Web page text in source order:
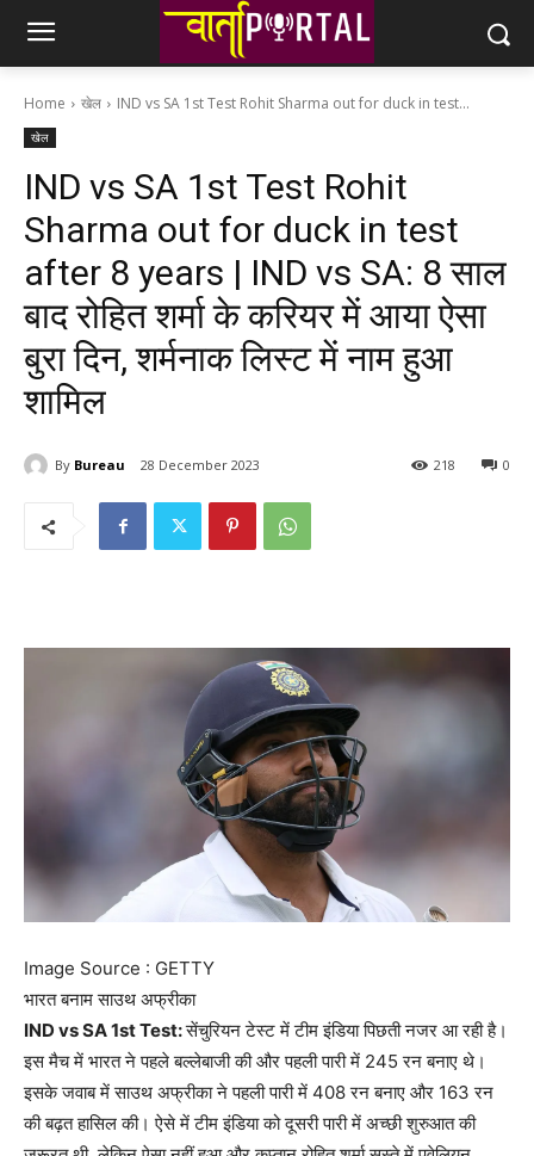
Home खेल IND vs SA 1st Test Rohit Sharma out for duck in test...
खेल
IND vs SA 1st Test Rohit
Sharma out for duck in test
after 8 years | IND vs SA: 8 साल
बाद रोहित शर्मा के करियर में आया ऐसा
बुरा दिन, शर्मनाक लिस्ट में नाम हुआ
शामिल
By Bureau 28 December 2023 0
218
Image Source : GETTY
भारत बनाम साउथ अफ्रीका
IND vs SA 1st Test:सेंचुरियन टेस्ट में टीम इंडिया पिछती नजर आ रही है।
इस मैच में भारत ने पहले बल्लेबाजी की और पहली पारी में 245 रन बनाए थे।
इसके जवाब में साउथ अफ्रीका ने पहली पारी में 408 रन बनाए और 163 रन
की बढ़त हासिल की। ऐसे में टीम इंडिया को दूसरी पारी में अच्छी शुरुआत की